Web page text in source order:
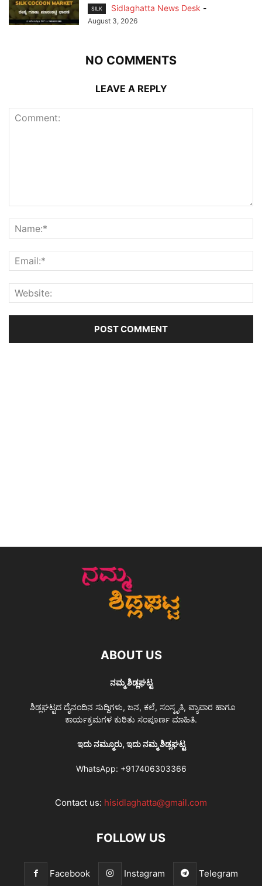
SILK Sidlaghatta News Desk -
August 3, 2026
NO COMMENTS
LEAVE A REPLY
ABOUT US
ನಮ್ಮ ಶಿಡ್ಲಘಟ್ಟ
ಶಿಡ್ಲಘಟ್ಟದ ದೈನಂದಿನ ಸುದ್ದಿಗಳು, ಜನ, ಕಲೆ, ಸಂಸ್ಕೃತಿ, ವ್ಯಾಪಾರ ಹಾಗೂ
ಕಾರ್ಯಕ್ರಮಗಳ ಕುರಿತು ಸಂಪೂರ್ಣ ಮಾಹಿತಿ.
ಇದು ನಮ್ಮೂರು, ಇದು ನಮ್ಮ ಶಿಡ್ಲಘಟ್ಟ
WhatsApp: +917406303366
Contact us: hisidlaghatta@gmail.com
FOLLOW US
Facebook Instagram Telegram